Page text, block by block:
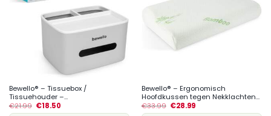
Bewello® – Tissuebox /
Tissuehouder –...
€21.99 €18.50
Bewello® – Ergonomisch
Hoofdkussen tegen Nekklachten...
€33.99 €28.99